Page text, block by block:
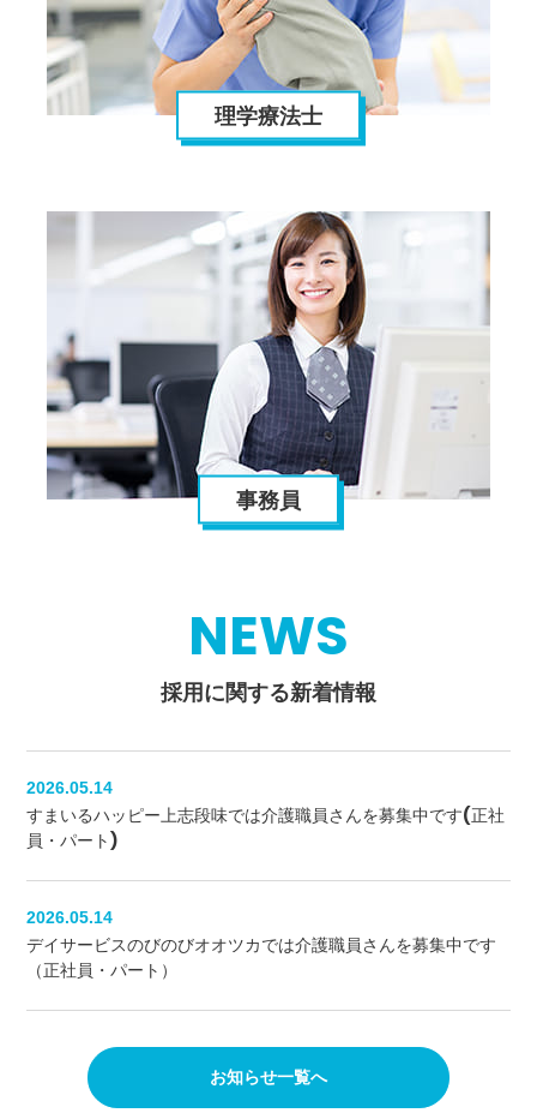
理学療法士
事務員
NEWS
採用に関する新着情報
2026.05.14
すまいるハッピー上志段味では介護職員さんを募集中です(正社
員・パート)
2026.05.14
デイサービスのびのびオオツカでは介護職員さんを募集中です
（正社員・パート）
お知らせ一覧へ